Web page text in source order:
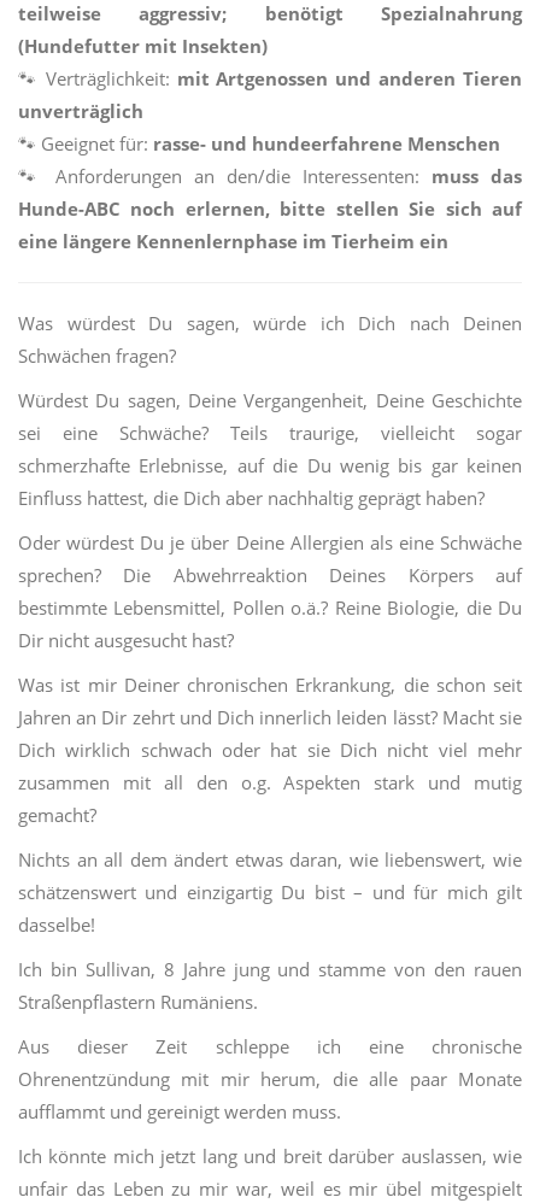
teilweise aggressiv; benötigt Spezialnahrung
(Hundefutter mit Insekten)
🐾 Verträglichkeit: mit Artgenossen und anderen Tieren
unverträglich
🐾 Geeignet für: rasse- und hundeerfahrene Menschen
🐾
Anforderungen an den/die Interessenten: muss das
Hunde-ABC noch erlernen, bitte stellen Sie sich auf
eine längere Kennenlernphase im Tierheim ein
Was würdest Du sagen, würde ich Dich nach Deinen
Schwächen fragen?
Würdest Du sagen, Deine Vergangenheit, Deine Geschichte
sei eine Schwäche? Teils traurige, vielleicht sogar
schmerzhafte Erlebnisse, auf die Du wenig bis gar keinen
Einfluss hattest, die Dich aber nachhaltig geprägt haben?
Oder würdest Du je über Deine Allergien als eine Schwäche
sprechen? Die Abwehrreaktion Deines Körpers auf
bestimmte Lebensmittel, Pollen o.ä.? Reine Biologie, die Du
Dir nicht ausgesucht hast?
Was ist mir Deiner chronischen Erkrankung, die schon seit
Jahren an Dir zehrt und Dich innerlich leiden lässt? Macht sie
Dich wirklich schwach oder hat sie Dich nicht viel mehr
zusammen mit all den o.g. Aspekten stark und mutig
gemacht?
Nichts an all dem ändert etwas daran, wie liebenswert, wie
schätzenswert und einzigartig Du bist – und für mich gilt
dasselbe!
Ich bin Sullivan, 8 Jahre jung und stamme von den rauen
Straßenpflastern Rumäniens.
Aus dieser Zeit schleppe ich eine chronische
Ohrenentzündung mit mir herum, die alle paar Monate
aufflammt und gereinigt werden muss.
Ich könnte mich jetzt lang und breit darüber auslassen, wie
unfair das Leben zu mir war, weil es mir übel mitgespielt